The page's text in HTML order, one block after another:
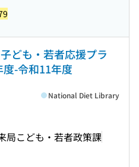
ども・若者応援プラ
度-令和11年度
局こども・若者政策課
National Diet Library